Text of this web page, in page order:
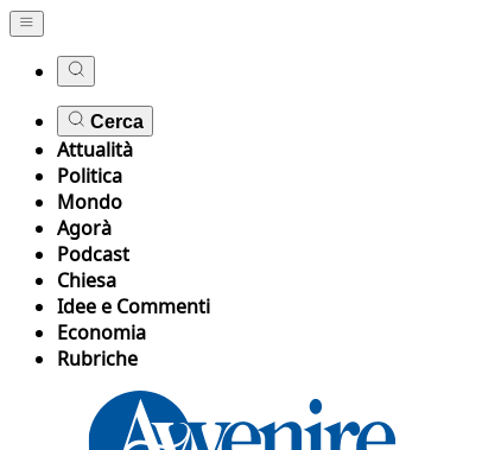
Cerca
Attualità
Politica
Mondo
Agorà
Podcast
Chiesa
Idee e Commenti
Economia
Rubriche